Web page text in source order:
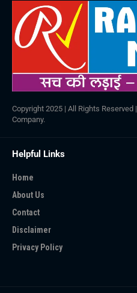
Copyright 2025 | All Rights Reserved |
Company.
Helpful Links
Home
About Us
Contact
Disclaimer
Privacy Policy